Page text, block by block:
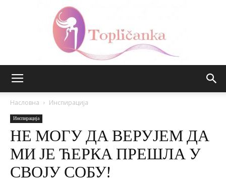
Насловна Инспирација
Инспирација
НЕ МОГУ ДА ВЕРУЈЕМ ДА
МИ ЈЕ ЋЕРКА ПРЕШЛА У
СВОЈУ СОБУ!